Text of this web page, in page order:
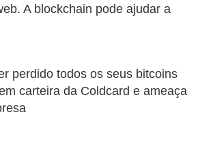
A blockchain pode ajudar a
perdido todos os seus bitcoins
carteira da Coldcard e ameaça